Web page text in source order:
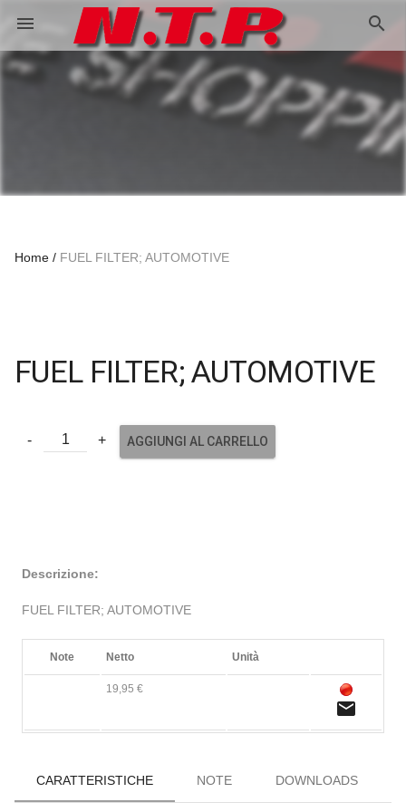
menu search
Home FUEL FILTER; AUTOMOTIVE
FUEL FILTER; AUTOMOTIVE
AGGIUNGI AL CARRELLO
Descrizione:
FUEL FILTER; AUTOMOTIVE
Note Netto Unità
19,95 €
email
CARATTERISTICHE NOTE DOWNLOADS